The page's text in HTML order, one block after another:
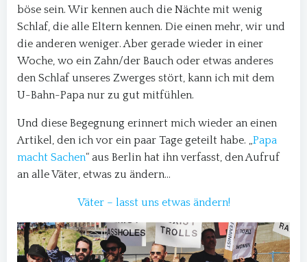
böse sein. Wir kennen auch die Nächte mit wenig
Schlaf, die alle Eltern kennen. Die einen mehr, wir und
die anderen weniger. Aber gerade wieder in einer
Woche, wo ein Zahn/der Bauch oder etwas anderes
den Schlaf unseres Zwerges stört, kann ich mit dem
U-Bahn-Papa nur zu gut mitfühlen.
Und diese Begegnung erinnert mich wieder an einen
Artikel, den ich vor ein paar Tage geteilt habe. „Papa
macht Sachen“ aus Berlin hat ihn verfasst, den Aufruf
an alle Väter, etwas zu ändern…
Väter – lasst uns etwas ändern!